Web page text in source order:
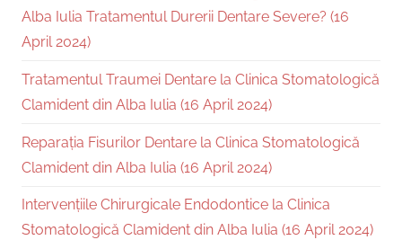
Alba Iulia Tratamentul Durerii Dentare Severe? (16
April 2024)
Tratamentul Traumei Dentare la Clinica Stomatologică
Clamident din Alba Iulia (16 April 2024)
Reparația Fisurilor Dentare la Clinica Stomatologică
Clamident din Alba Iulia (16 April 2024)
Intervențiile Chirurgicale Endodontice la Clinica
Stomatologică Clamident din Alba Iulia (16 April 2024)